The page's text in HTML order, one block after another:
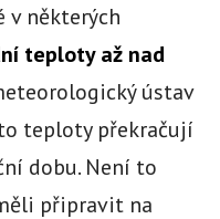
v některých
teploty až nad
ústav
teploty překračují
dobu. Není to
připravit na